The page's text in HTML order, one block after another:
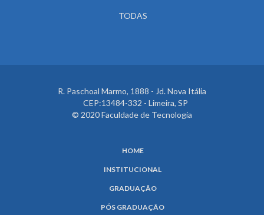
TODAS
R. Paschoal Marmo, 1888 - Jd. Nova Itália
CEP:13484-332 - Limeira, SP
© 2020 Faculdade de Tecnologia
HOME
INSTITUCIONAL
GRADUAÇÃO
PÓS GRADUAÇÃO